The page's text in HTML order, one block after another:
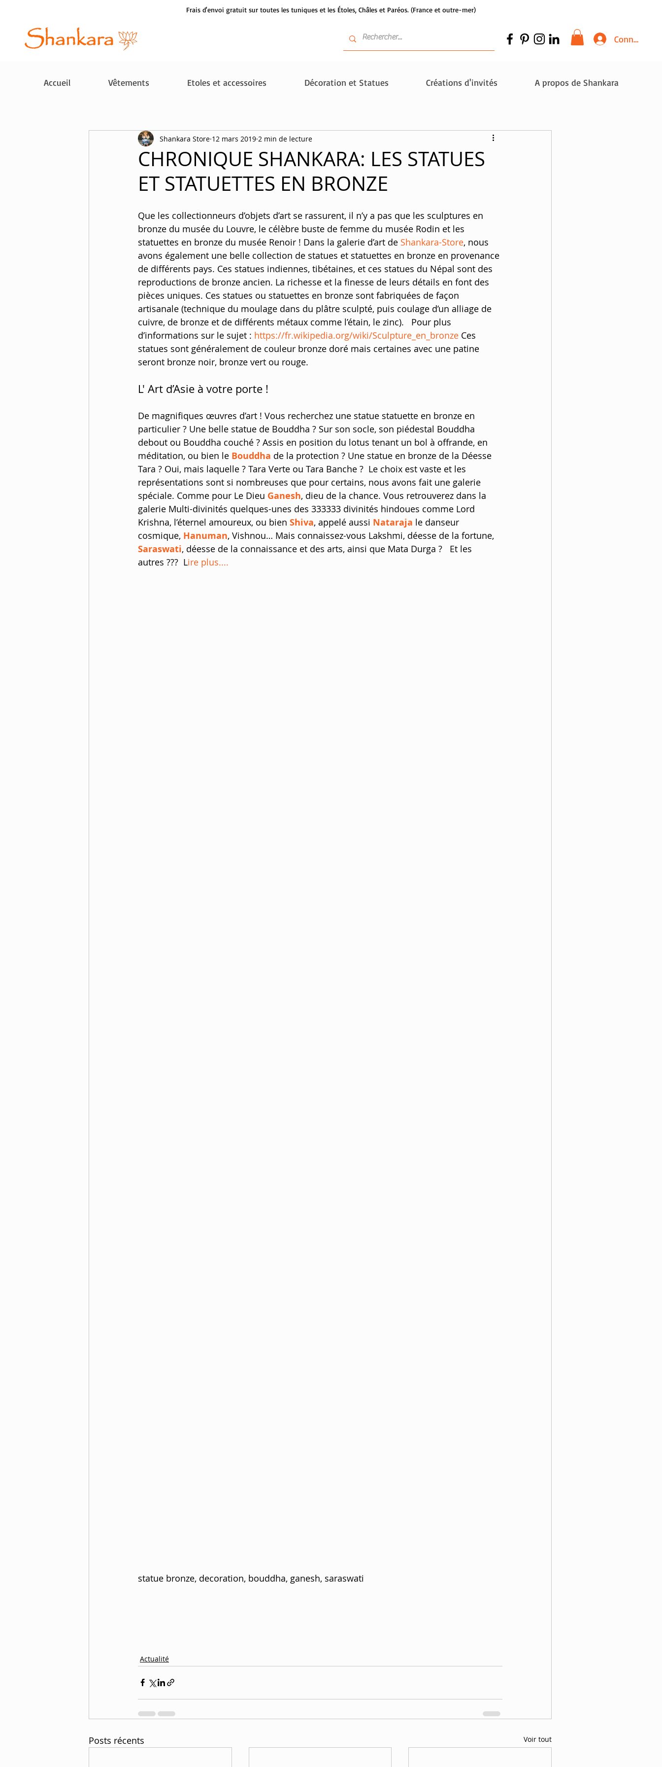
Frais d'envoi gratuit sur toutes les tuniques et les Étoles, Châles et Paréos. (France et outre-mer)
Connexion
Accueil Vêtements Etoles et accessoires Décoration et Statues Créations d'invités A propos de Shankara
CHRONIQUE SHANKARA: LES STATUES
ET STATUETTES EN BRONZE
Shankara Store 12 mars 2019 2 min de lecture
Que les collectionneurs d’objets d’art se rassurent, il n’y a pas que les sculptures en
bronze du musée du Louvre, le célèbre buste de femme du musée Rodin et les
statuettes en bronze du musée Renoir ! Dans la galerie d’art de Shankara-Store, nous
avons également une belle collection de statues et statuettes en bronze en provenance
de différents pays. Ces statues indiennes, tibétaines, et ces statues du Népal sont des
reproductions de bronze ancien. La richesse et la finesse de leurs détails en font des
pièces uniques. Ces statues ou statuettes en bronze sont fabriquées de façon
artisanale (technique du moulage dans du plâtre sculpté, puis coulage d’un alliage de
cuivre, de bronze et de différents métaux comme l’étain, le zinc).   Pour plus
d’informations sur le sujet : https://fr.wikipedia.org/wiki/Sculpture_en_bronze Ces
statues sont généralement de couleur bronze doré mais certaines avec une patine
seront bronze noir, bronze vert ou rouge.
L' Art d’Asie à votre porte !
​De magnifiques œuvres d’art ! Vous recherchez une statue statuette en bronze en
particulier ? Une belle statue de Bouddha ? Sur son socle, son piédestal Bouddha
debout ou Bouddha couché ? Assis en position du lotus tenant un bol à offrande, en
méditation, ou bien le Bouddha de la protection ? Une statue en bronze de la Déesse
Tara ? Oui, mais laquelle ? Tara Verte ou Tara Banche ?  Le choix est vaste et les
représentations sont si nombreuses que pour certains, nous avons fait une galerie
spéciale. Comme pour Le Dieu Ganesh, dieu de la chance. Vous retrouverez dans la
galerie Multi-divinités quelques-unes des 333333 divinités hindoues comme Lord
Krishna, l’éternel amoureux, ou bien Shiva, appelé aussi Nataraja le danseur
cosmique, Hanuman, Vishnou… Mais connaissez-vous Lakshmi, déesse de la fortune,
Saraswati, déesse de la connaissance et des arts, ainsi que Mata Durga ?   Et les
autres ???  Lire plus....
statue bronze, decoration, bouddha, ganesh, saraswati
Actualité
Posts récents Voir tout